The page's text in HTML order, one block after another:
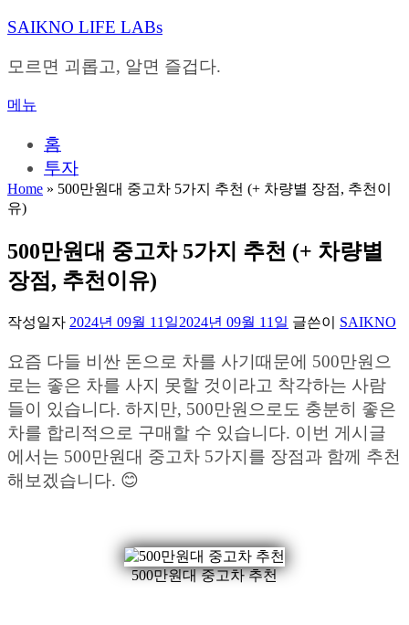
내
으
바
SAIKNO LIFE LABs
모르면 괴롭고, 알면 즐겁다.
메뉴
홈
투자
Home » 500만원대 중고차 5가지 추천 (+ 차량별 장점, 추천이
유)
500만원대 중고차 5가지 추천 (+ 차량별
장점, 추천이유)
작성일자 2024년 09월 11일2024년 09월 11일 글쓴이 SAIKNO
요즘 다들 비싼 돈으로 차를 사기때문에 500만원으
로는 좋은 차를 사지 못할 것이라고 착각하는 사람
들이 있습니다. 하지만, 500만원으로도 충분히 좋은
차를 합리적으로 구매할 수 있습니다. 이번 게시글
에서는 500만원대 중고차 5가지를 장점과 함께 추천
해보겠습니다. 😊
500만원대 중고차 추천